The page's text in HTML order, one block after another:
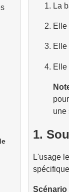
La
Elle
Elle
Elle
une
1.
L'usage
Scénario